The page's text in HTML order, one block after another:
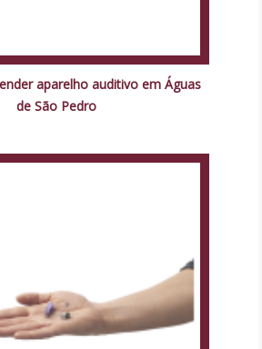
aparelho auditivo em Águas
de São Pedro